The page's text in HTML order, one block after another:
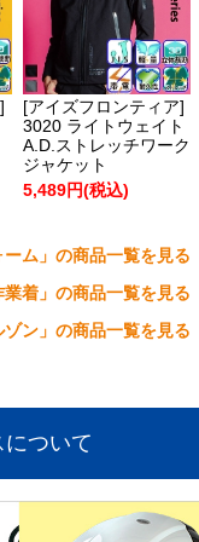
[アイズフロンティア]
3020 ライトウェイト
A.D.ストレッチワーク
ジャケット
5,489円(税込)
ーム」の商品一覧を見る
業着」の商品一覧を見る
ゾン」の商品一覧を見る
ついて